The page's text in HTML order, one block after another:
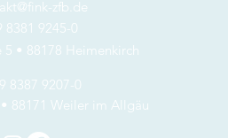
zfb.de
8381 9245-0
5 • 88178 Heimenkirch
8387 9207-0
88171 Weiler im Allgäu